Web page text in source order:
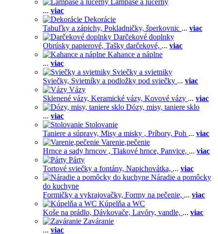
Lampáše a lucerny
... viac
Dekorácie
Tabuľky a zápichy, Pokladničky, šperkovnic ... viac
Darčekové doplnky
Obrúsky papierové, Tašky darčekové, ... viac
Kahance a náplne
... viac
Sviečky a svietniky
Sviečky, Svietníky a podložky pod sviečky ... viac
Vázy
Sklenené vázy, Keramické vázy, Kovové vázy ... viac
Dózy, misy, taniere sklo
... viac
Stolovanie
Taniere a súpravy, Misy a misky , Príbory, Poh ... viac
Varenie,pečenie
Hrnce a sady hrncov , Tlakové hrnce, Panvice, ... viac
Párty
Tortové sviečky a fontány, Napichovátka, ... viac
Náradie a pomôcky
do kuchyne
Formičky a vykrajovačky, Formy na pečenie, ... viac
Kúpelňa a WC
Koše na prádlo, Dávkovače, Lavóry, vandle, ... viac
Zaváranie
... viac